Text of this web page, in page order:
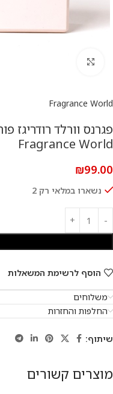
Fragrance World
Fragrance World
₪99.00
נשארו במלאי רק 2
הוסף לרשימת המשאלות
משלוחים
החלפות והחזרות
שיתוף:
מוצרים קשורים